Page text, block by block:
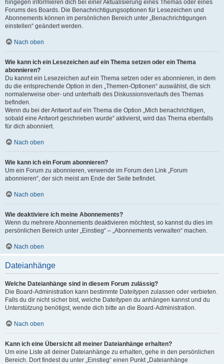
hingegen informieren dich bei einer Aktualisierung eines Themas oder eines
Forums des Boards. Die Benachrichtigungsoptionen für Lesezeichen und
Abonnements können im persönlichen Bereich unter „Benachrichtigungen
einstellen“ geändert werden.
Nach oben
Wie kann ich ein Lesezeichen auf ein Thema setzen oder ein Thema
abonnieren?
Du kannst ein Lesezeichen auf ein Thema setzen oder es abonnieren, in dem
du die entsprechende Option in den „Themen-Optionen“ auswählst, die sich
normalerweise ober- und unterhalb des Diskussionsverlaufs des Themas
befinden.
Wenn du bei der Antwort auf ein Thema die Option „Mich benachrichtigen,
sobald eine Antwort geschrieben wurde“ aktivierst, wird das Thema ebenfalls
für dich abonniert.
Nach oben
Wie kann ich ein Forum abonnieren?
Um ein Forum zu abonnieren, verwende im Forum den Link „Forum
abonnieren“, der sich meist am Ende der Seite befindet.
Nach oben
Wie deaktiviere ich meine Abonnements?
Wenn du mehrere Abonnements deaktivieren möchtest, so kannst du dies im
persönlichen Bereich unter „Einstieg“ – „Abonnements verwalten“ machen.
Nach oben
Dateianhänge
Welche Dateianhänge sind in diesem Forum zulässig?
Die Board-Administration kann bestimmte Dateitypen zulassen oder verbieten.
Falls du dir nicht sicher bist, welche Dateitypen du anhängen kannst und du
Unterstützung benötigst, wende dich bitte an die Board-Administration.
Nach oben
Kann ich eine Übersicht all meiner Dateianhänge erhalten?
Um eine Liste all deiner Dateianhänge zu erhalten, gehe in den persönlichen
Bereich. Dort findest du unter „Einstieg“ einen Punkt „Dateianhänge